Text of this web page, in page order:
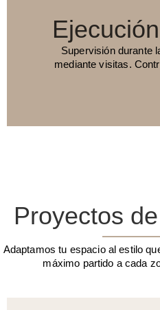
Supervisión durante
mediante visitas.
Proyectos
Adaptamos tu espacio al estilo
máximo partido a cada